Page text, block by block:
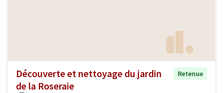
Découverte et nettoyage du jardin
de la Roseraie
Retenue